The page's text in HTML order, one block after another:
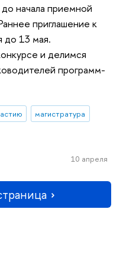
начала приемной
приглашение к
до 13 мая.
и делимся
программ-
магистратура
10 апреля